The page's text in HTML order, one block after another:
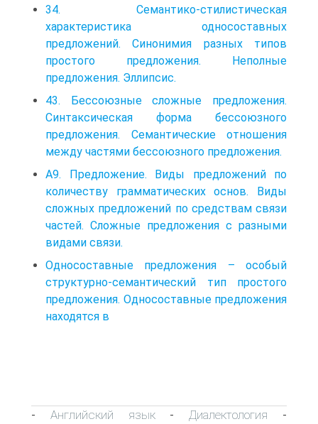
34. Семантико-стилистическая
характеристика односоставных
предложений. Синонимия разных типов
простого предложения. Неполные
предложения. Эллипсис.
43. Бессоюзные сложные предложения.
Синтаксическая форма бессоюзного
предложения. Семантические отношения
между частями бессоюзного предложения.
А9. Предложение. Виды предложений по
количеству грамматических основ. Виды
сложных предложений по средствам связи
частей. Сложные предложения с разными
видами связи.
Односоставные предложения – особый
структурно-семантический тип простого
предложения. Односоставные предложения
находятся в
- Английский язык- Диалектология -